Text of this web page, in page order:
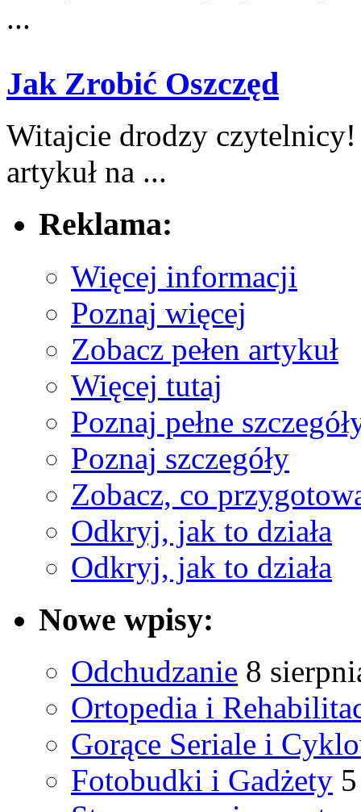
...
Jak Zrobić Oszczęd
Witajcie drodzy
artykuł na ...
Reklama:
Więcej informacji
Poznaj więcej
Zobacz pełen artykuł
Więcej tutaj
Poznaj pełne
Poznaj szczegóły
Zobacz, co
Odkryj, jak to działa
Odkryj, jak to działa
Nowe wpisy:
Odchudzanie 8
Ortopedia i
Gorące Seriale i
Fotobudki i Gadżety